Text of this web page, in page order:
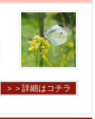
＞＞詳細はコチラ